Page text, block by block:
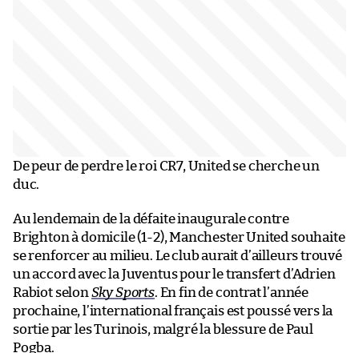
De peur de perdre le roi CR7, United se cherche un
duc.
Au lendemain de la défaite inaugurale contre
Brighton à domicile (1-2), Manchester United souhaite
se renforcer au milieu. Le club aurait d’ailleurs trouvé
un accord avec la Juventus pour le transfert d’Adrien
Rabiot selon Sky Sports. En fin de contrat l’année
prochaine, l’international français est poussé vers la
sortie par les Turinois, malgré la blessure de Paul
Pogba.